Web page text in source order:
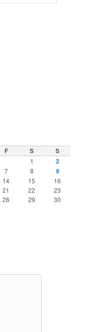
F S S
1 2
7 8 9
14 15
16
21 22
23
28 29
30